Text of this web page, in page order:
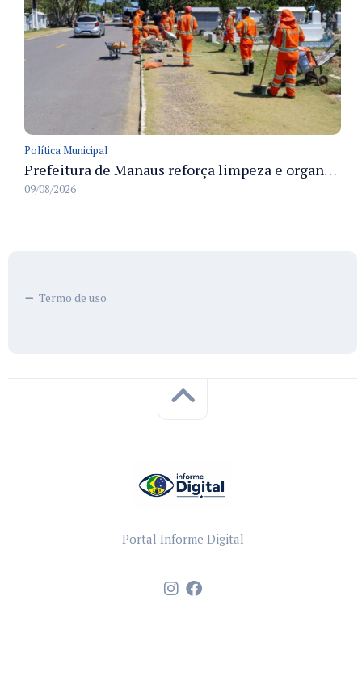
Política Municipal
Prefeitura de Manaus reforça limpeza e organização dos cemiterios municipais para receber famílias no Dia dos Pais
09/08/2026
Termo de uso
Portal Informe Digital